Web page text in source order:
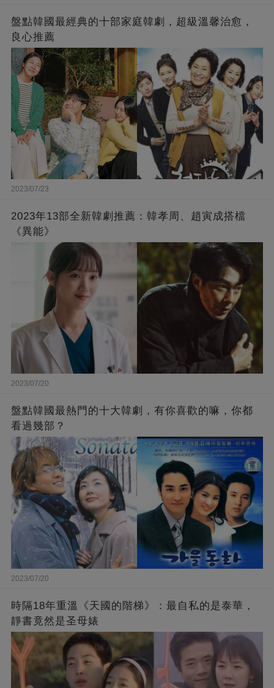
盤點韓國最經典的十部家庭韓劇，超級溫馨治愈，
良心推薦
2023/07/23
2023年13部全新韓劇推薦：韓孝周、趙寅成搭檔
《異能》
2023/07/20
盤點韓國最熱門的十大韓劇，有你喜歡的嘛，你都
看過幾部？
2023/07/20
時隔18年重溫《天國的階梯》：最自私的是泰華，
靜書竟然是圣母婊